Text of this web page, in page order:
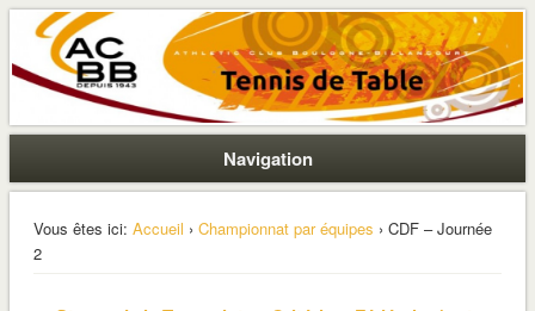
ACBB – Tennis de Table
La section ping de Boulogne
Navigation
Vous êtes ici: Accueil › Championnat par équipes › CDF – Journée
2